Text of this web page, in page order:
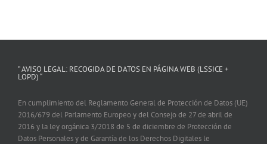
” AVISO LEGAL: RECOGIDA DE DATOS EN PÁGINA WEB (LSSICE +
LOPD) “
En cumplimiento del Reglamento General de Protección de Datos (UE)
2016/679 del Parlamento Europeo y del Consejo de 27 de abril de
2016 y la ley orgánica 3/2018 de 5 de diciembre de Protección de
Datos Personales y de Garantía de los Derechos Digitales le